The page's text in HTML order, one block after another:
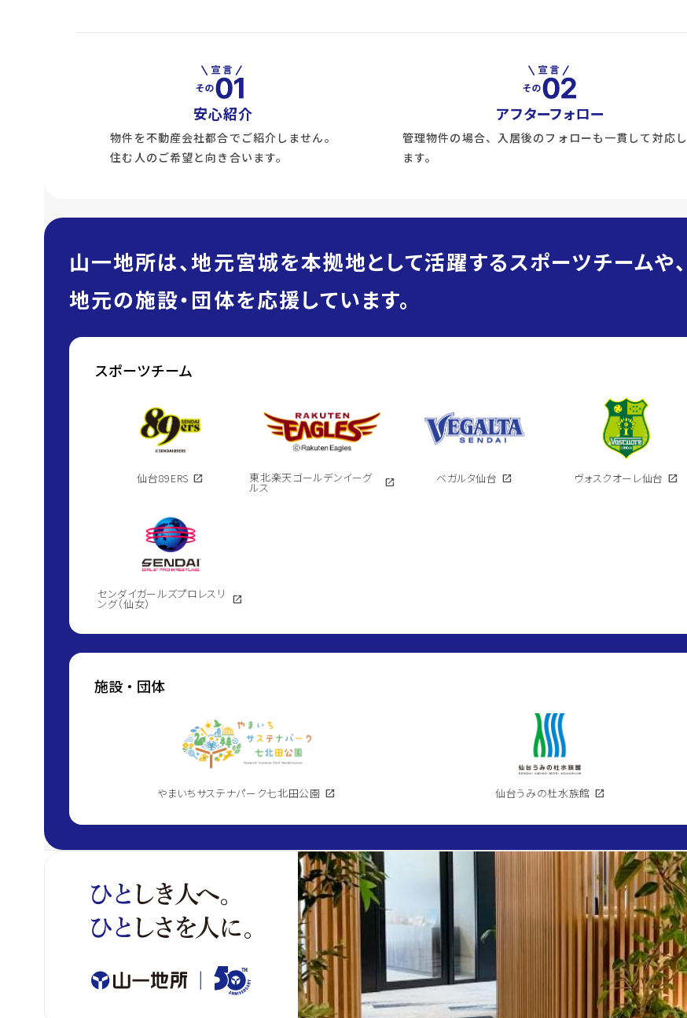
安心紹介
物件を不動産会社都合でご紹介しません。
住む人のご希望と向き合います。
アフターフォロー
管理物件の場合、入居後のフォローも一貫して対応し
ます。
山一地所は、地元宮城を本拠地として活躍するスポーツチームや、
地元の施設・団体を応援しています。
スポーツチーム
仙台89ERS open_in_new 東北楽天ゴールデンイーグ
ルス open_in_new ベガルタ仙台 open_in_new ヴォスクオーレ仙台 open_in_new
センダイガールズプロレスリ
ング（仙女） open_in_new
施設・団体
やまいちサステナパーク七北田公園 open_in_new 仙台うみの杜水族館 open_in_new